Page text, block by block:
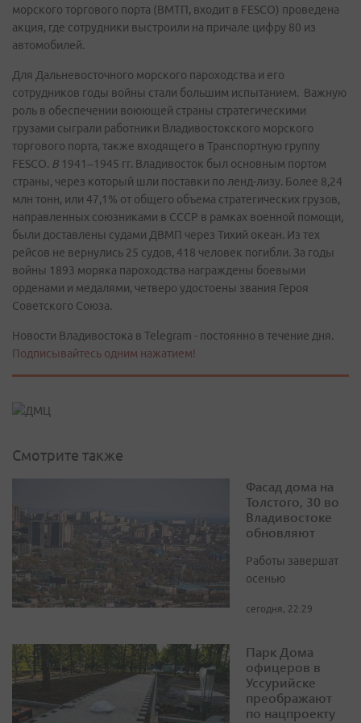
морского торгового порта (ВМТП, входит в FESCO) проведена
акция, где сотрудники выстроили на причале цифру 80 из
автомобилей.
Для Дальневосточного морского пароходства и его
сотрудников годы войны стали большим испытанием. Важную
роль в обеспечении воюющей страны стратегическими
грузами сыграли работники Владивостокского морского
торгового порта, также входящего в Транспортную группу
FESCO. В 1941–1945 гг. Владивосток был основным портом
страны, через который шли поставки по ленд-лизу. Более 8,24
млн тонн, или 47,1% от общего объема стратегических грузов,
направленных союзниками в СССР в рамках военной помощи,
были доставлены судами ДВМП через Тихий океан. Из тех
рейсов не вернулись 25 судов, 418 человек погибли. За годы
войны 1893 моряка пароходства награждены боевыми
орденами и медалями, четверо удостоены звания Героя
Советского Союза.
Новости Владивостока в Telegram - постоянно в течение дня.
Подписывайтесь одним нажатием!
Смотрите также
Фасад дома на
Толстого, 30 во
Владивостоке
обновляют
Работы завершат
осенью
сегодня, 22:29
Парк Дома
офицеров в
Уссурийске
преображают
по нацпроекту